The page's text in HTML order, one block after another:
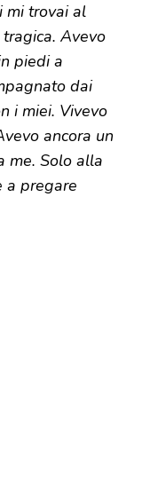
mi trovai al
Avevo
piedi a
dai
i miei. Vivevo
ancora un
me. Solo alla
a pregare